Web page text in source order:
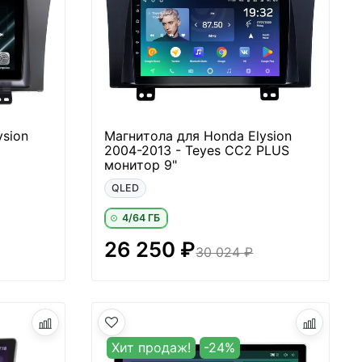
Магнитола для Honda Elysion
2004-2013 - Teyes CC2 PLUS
монитор 9"
QLED
4/64 ГБ
30 024 ₽
26 250 ₽
Хит продаж! -24%